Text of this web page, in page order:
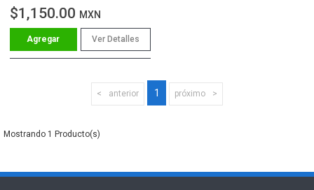
$1,150.00 MXN
Ver Detalles
anterior 1 próximo
1